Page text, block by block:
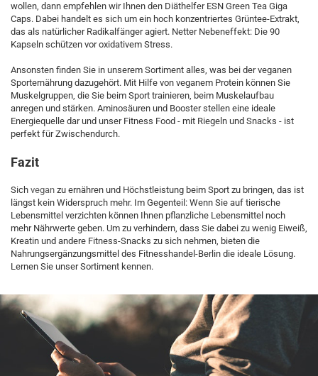
wollen, dann empfehlen wir Ihnen den Diäthelfer ESN Green Tea Giga
Caps. Dabei handelt es sich um ein hoch konzentriertes Grüntee-Extrakt,
das als natürlicher Radikalfänger agiert. Netter Nebeneffekt: Die 90
Kapseln schützen vor oxidativem Stress.
Ansonsten finden Sie in unserem Sortiment alles, was bei der veganen
Sporternährung dazugehört. Mit Hilfe von veganem Protein können Sie
Muskelgruppen, die Sie beim Sport trainieren, beim Muskelaufbau
anregen und stärken. Aminosäuren und Booster stellen eine ideale
Energiequelle dar und unser Fitness Food - mit Riegeln und Snacks - ist
perfekt für Zwischendurch.
Fazit
Sich vegan zu ernähren und Höchstleistung beim Sport zu bringen, das ist
längst kein Widerspruch mehr. Im Gegenteil: Wenn Sie auf tierische
Lebensmittel verzichten können Ihnen pflanzliche Lebensmittel noch
mehr Nährwerte geben. Um zu verhindern, dass Sie dabei zu wenig Eiweiß,
Kreatin und andere Fitness-Snacks zu sich nehmen, bieten die
Nahrungsergänzungsmittel des Fitnesshandel-Berlin die ideale Lösung.
Lernen Sie unser Sortiment kennen.